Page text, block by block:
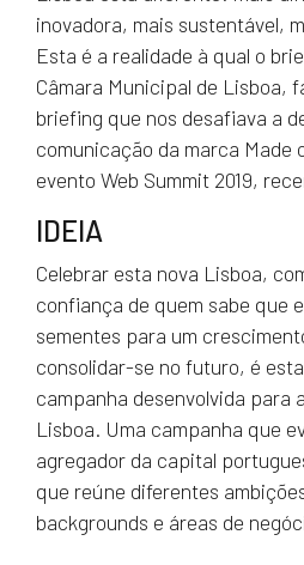
inovadora, mais sustentável,
Esta é a realidade à qual o
Câmara Municipal de Lisboa,
briefing que nos desafiava a
comunicação da marca Made
evento Web Summit 2019,
IDEIA
Celebrar esta nova Lisboa,
confiança de quem sabe que
sementes para um
consolidar-se no futuro, é
campanha desenvolvida para
Lisboa. Uma campanha que
agregador da capital
que reúne diferentes
backgrounds e áreas de